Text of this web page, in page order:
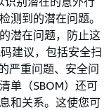
测到的潜在问题。
潜在问题，防止这
建议，包括安全扫
严重问题、安全问
单（SBOM）还可
和关系。这使您可